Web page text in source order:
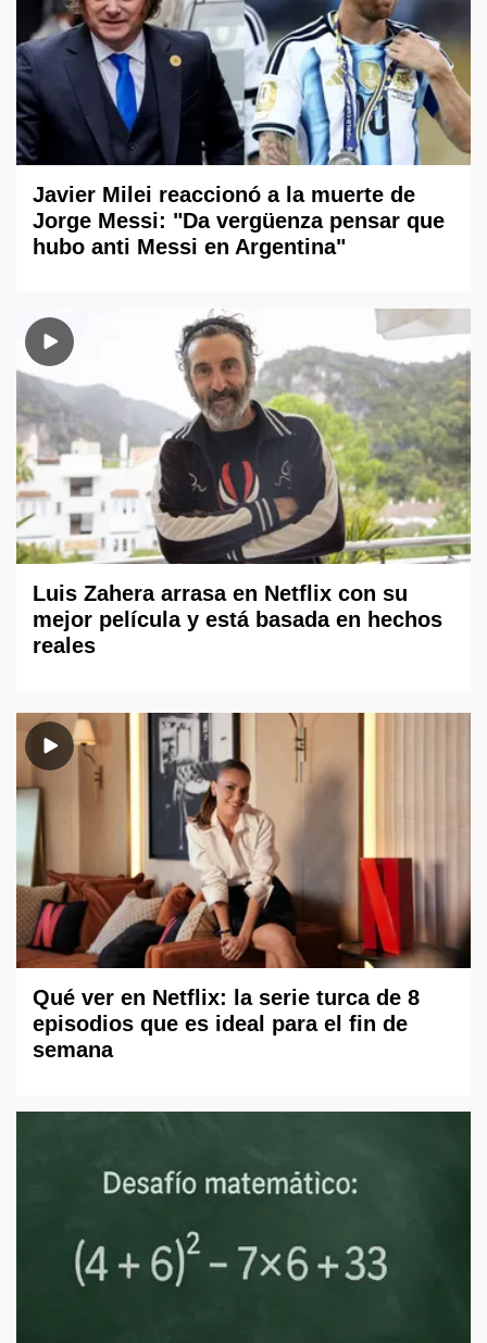
Javier Milei reaccionó a la muerte de
Jorge Messi: "Da vergüenza pensar que
hubo anti Messi en Argentina"
Luis Zahera arrasa en Netflix con su
mejor película y está basada en hechos
reales
Qué ver en Netflix: la serie turca de 8
episodios que es ideal para el fin de
semana